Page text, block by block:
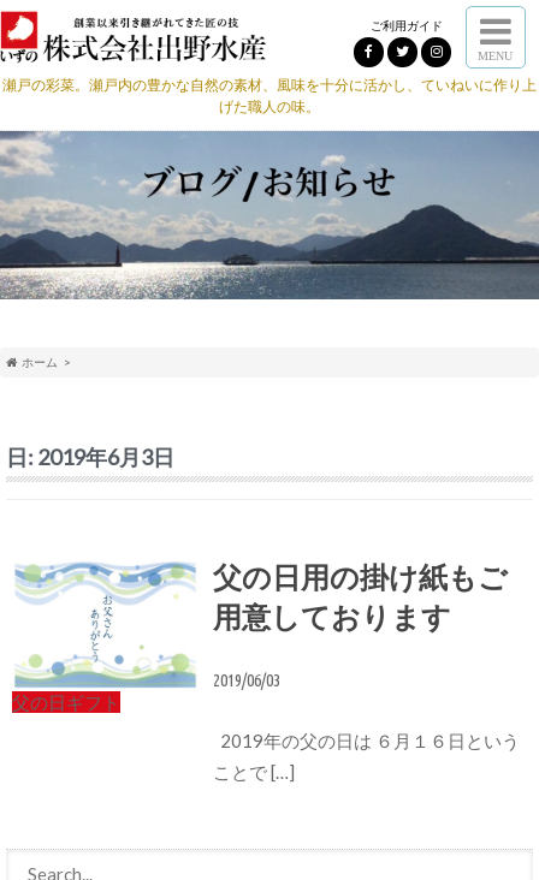
ご利用ガイド
MENU
瀬戸の彩菜。瀬戸内の豊かな自然の素材、風味を十分に活かし、ていねいに作り上
げた職人の味。
ホーム
日: 2019年6月3日
父の日ギフト
父の日用の掛け紙もご
用意しております
2019/06/03
2019年の父の日は ６月１６日という
ことで […]